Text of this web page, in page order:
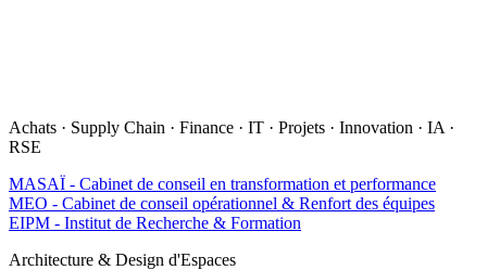
Achats · Supply Chain · Finance · IT · Projets · Innovation · IA ·
RSE
MASAÏ - Cabinet de conseil en transformation et performance
MEO - Cabinet de conseil opérationnel & Renfort des équipes
EIPM - Institut de Recherche & Formation
Architecture & Design d'Espaces